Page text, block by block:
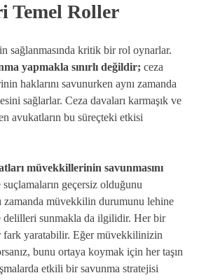
Temel Roller
sağlanmasında kritik bir rol oynarlar.
yapmakla sınırlı değildir; ceza
haklarını savunurken aynı zamanda
sağlarlar. Ceza davaları karmaşık ve
avukatların bu süreçteki etkisi
müvekkillerinin savunmasını
suçlamaların geçersiz olduğunu
zamanda müvekkilin durumunu lehine
delilleri sunmakla da ilgilidir. Her bir
fark yaratabilir. Eğer müvekkilinizin
bunu ortaya koymak için her taşın
etkili bir savunma stratejisi